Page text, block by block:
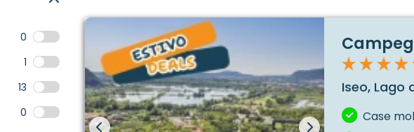
0
1
13
0
Iseo, Lago
Case